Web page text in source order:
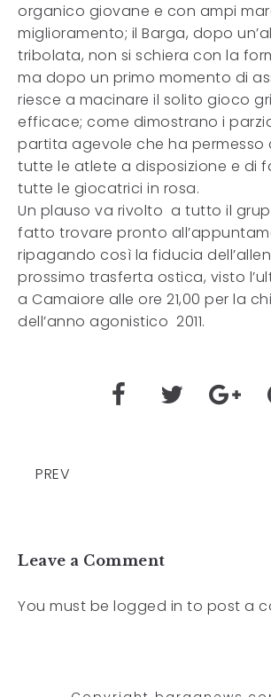
organico giovane e con ampi
miglioramento; il Barga, dopo
tribolata, non si schiera con la
ma dopo un primo momento di
riesce a macinare il solito gioco
efficace; come dimostrano i
partita agevole che ha permesso
tutte le atlete a disposizione e di
tutte le giocatrici in rosa.
Un plauso va rivolto a tutto il
fatto trovare pronto
ripagando così la fiducia
prossimo trasferta ostica, visto
a Camaiore alle ore 21,00 per la
dell’anno agonistico 2011.
PREV
Leave a Comment
You must be logged in to post a